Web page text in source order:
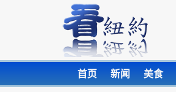
首页 新闻 美食